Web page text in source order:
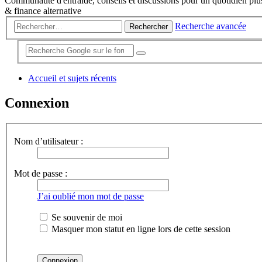
& finance alternative
Rechercher Recherche avancée
Accueil et sujets récents
Connexion
Nom d’utilisateur :
Mot de passe :
J’ai oublié mon mot de passe
Se souvenir de moi
Masquer mon statut en ligne lors de cette session